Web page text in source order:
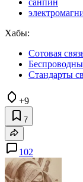
Хабы:
Сотовая
Стандарты
+9
7
102